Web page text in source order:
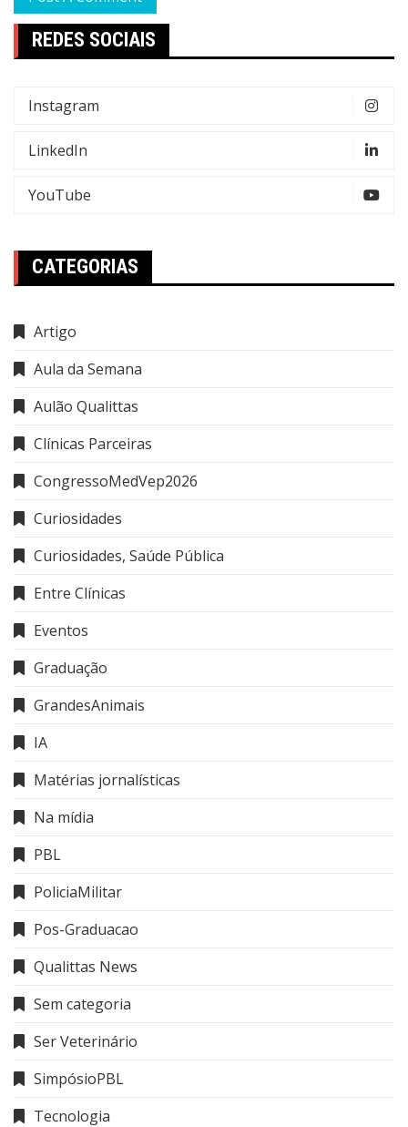
REDES SOCIAIS
Instagram
LinkedIn
YouTube
CATEGORIAS
Artigo
Aula da Semana
Aulão Qualittas
Clínicas Parceiras
CongressoMedVep2026
Curiosidades
Curiosidades, Saúde Pública
Entre Clínicas
Eventos
Graduação
GrandesAnimais
IA
Matérias jornalísticas
Na mídia
PBL
PoliciaMilitar
Pos-Graduacao
Qualittas News
Sem categoria
Ser Veterinário
SimpósioPBL
Tecnologia